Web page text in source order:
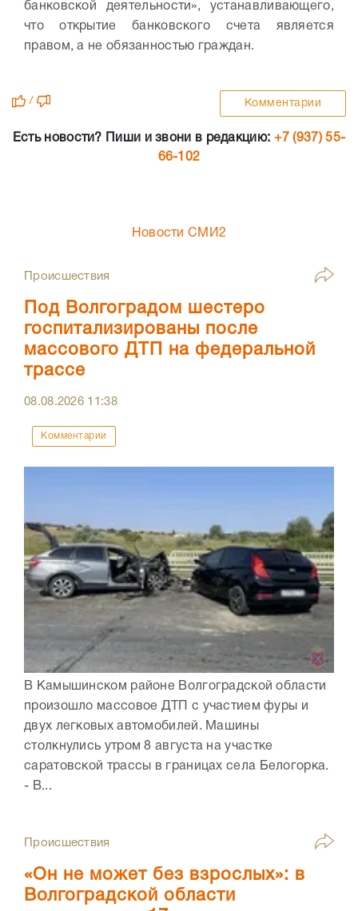
банковской деятельности», устанавливающего,
что открытие банковского счета является
правом, а не обязанностью граждан.
/ Комментарии
Есть новости? Пиши и звони в редакцию: +7 (937) 55-
66-102
Новости СМИ2
Происшествия
Под Волгоградом шестеро
госпитализированы после
массового ДТП на федеральной
трассе
08.08.2026 11:38
Комментарии
В Камышинском районе Волгоградской области
произошло массовое ДТП с участием фуры и
двух легковых автомобилей. Машины
столкнулись утром 8 августа на участке
саратовской трассы в границах села Белогорка.
- В...
Происшествия
«Он не может без взрослых»: в
Волгоградской области